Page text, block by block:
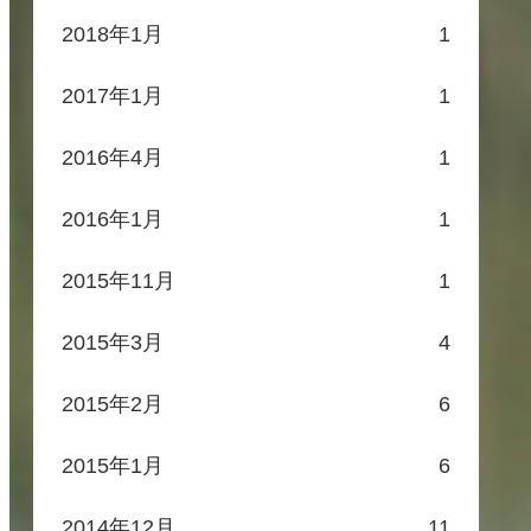
2018年1月 1
2017年1月 1
2016年4月 1
2016年1月 1
2015年11月 1
2015年3月 4
2015年2月 6
2015年1月 6